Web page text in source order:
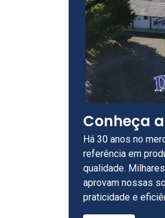
Conheça
Há 30 anos no
referência em
qualidade.
aprovam nossas
praticidade e